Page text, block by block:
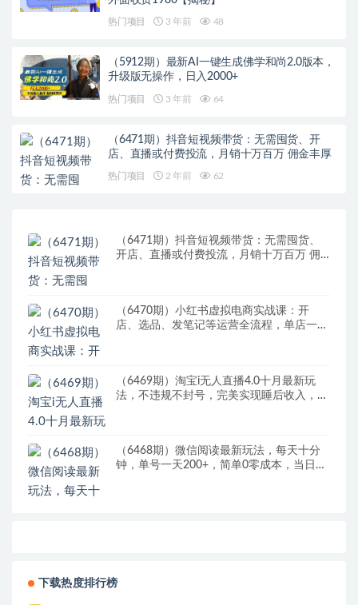
热门项目 3 年前 48
（5912期）最新AI一键生成佛学和尚2.0版本，
升级版无操作，日入2000+
热门项目 3 年前 64
（6471期）抖音短视频带货：无需囤货、开
店、直播或付费投流，月销十万百万 佣金丰厚
热门项目 2 年前 62
（6471期）抖音短视频带货：无需囤货、
开店、直播或付费投流，月销十万百万 佣
（6470期）小红书虚拟电商实战课：开
店、选品、发笔记等运营全流程，单店一天
（6469期）淘宝i无人直播4.0十月最新玩
法，不违规不封号，完美实现睡后收入，日
（6468期）微信阅读最新玩法，每天十分
钟，单号一天200+，简单0零成本，当日提
下载热度排行榜